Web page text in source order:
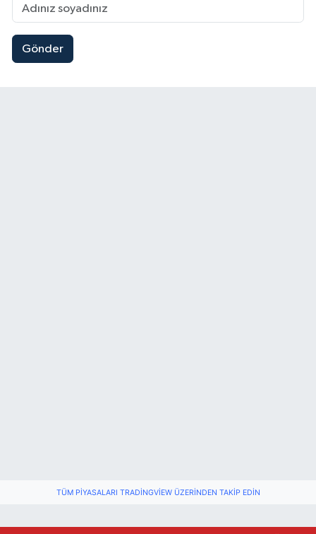
Gönder
TÜM PIYASALARI TRADINGVIEW ÜZERINDEN TAKIP EDIN